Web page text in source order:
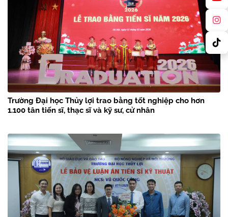
Trường Đại học Thủy lợi trao bằng tốt nghiệp cho hơn
1.100 tân tiến sĩ, thạc sĩ và kỹ sư, cử nhân